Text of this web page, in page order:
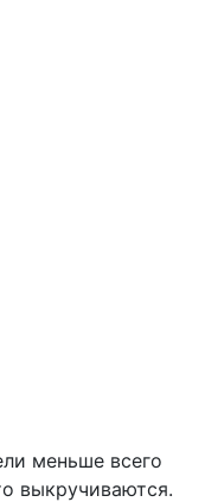
меньше всего
выкручиваются.